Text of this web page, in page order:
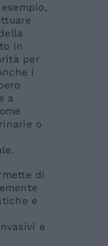
in
per
i
a
o
di
e
e